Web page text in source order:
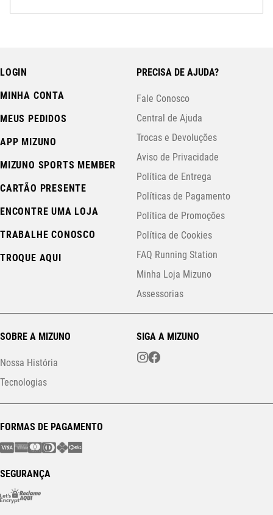
LOGIN
MINHA CONTA
MEUS PEDIDOS
APP MIZUNO
MIZUNO SPORTS MEMBER
CARTÃO PRESENTE
ENCONTRE UMA LOJA
TRABALHE CONOSCO
TROQUE AQUI
PRECISA DE AJUDA?
Fale Conosco
Central de Ajuda
Trocas e Devoluções
Aviso de Privacidade
Política de Entrega
Políticas de Pagamento
Política de Promoções
Política de Cookies
FAQ Running Station
Minha Loja Mizuno
Assessorias
SOBRE A MIZUNO
Nossa História
Tecnologias
SIGA A MIZUNO
FORMAS DE PAGAMENTO
SEGURANÇA